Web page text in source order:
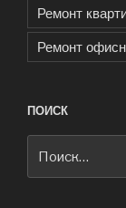
Ремонт
Ремонт
ПОИСК